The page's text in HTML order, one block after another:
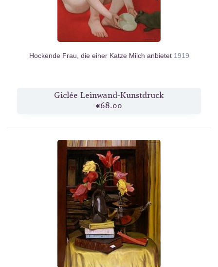
Hockende Frau, die einer Katze Milch anbietet 1919
Giclée Leinwand-Kunstdruck
€68.00